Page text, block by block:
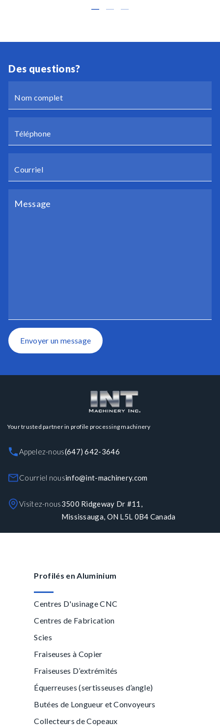
Des questions?
Envoyer un message
Your trusted partner in profile processing machinery
Appelez-nous(647) 642-3646
Courriel nousinfo@int-machinery.com
Visitez-nous3500 Ridgeway Dr #11,
Mississauga, ON L5L 0B4 Canada
Profilés en Aluminium
Centres D'usinage CNC
Centres de Fabrication
Scies
Fraiseuses à Copier
Fraiseuses D’extrémités
Équerreuses (sertisseuses d’angle)
Butées de Longueur et Convoyeurs
Collecteurs de Copeaux